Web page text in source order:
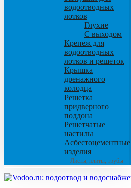
водоотводных
лотков
Глухие
С выходом
Крепеж для
водоотводных
лотков и решеток
Крышка
дренажного
колодца
Решетка
придверного
поддона
Решетчатые
настилы
Асбестоцементные
изделия
Листы, плиты, трубы